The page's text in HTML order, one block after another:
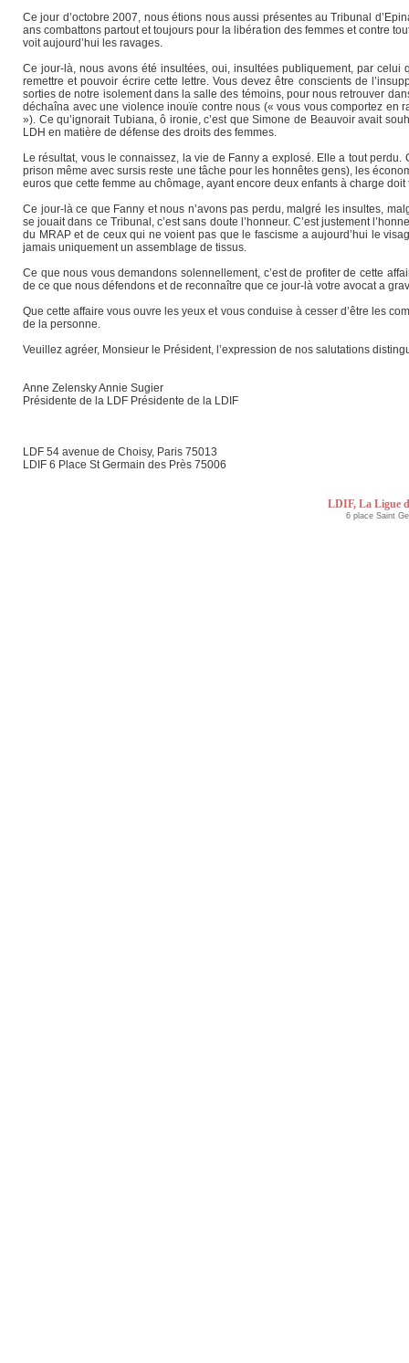
Ce jour d’octobre 2007, nous étions nous aussi présentes au Tribunal
ans combattons partout et toujours pour la libération des femmes et contre
voit aujourd’hui les ravages.
Ce jour-là, nous avons été insultées, oui, insultées publiquement, par
remettre et pouvoir écrire cette lettre. Vous devez être conscients de
sorties de notre isolement dans la salle des témoins, pour nous retrouver
déchaîna avec une violence inouïe contre nous (« vous vous comportez en
»). Ce qu’ignorait Tubiana, ô ironie, c’est que Simone de Beauvoir avait
LDH en matière de défense des droits des femmes.
Le résultat, vous le connaissez, la vie de Fanny a explosé. Elle a tout
prison même avec sursis reste une tâche pour les honnêtes gens), les
euros que cette femme au chômage, ayant encore deux enfants à charge doit
Ce jour-là ce que Fanny et nous n’avons pas perdu, malgré les insultes,
se jouait dans ce Tribunal, c’est sans doute l’honneur. C’est justement
du MRAP et de ceux qui ne voient pas que le fascisme a aujourd’hui le
jamais uniquement un assemblage de tissus.
Ce que nous vous demandons solennellement, c’est de profiter de cette
de ce que nous défendons et de reconnaître que ce jour-là votre avocat a
Que cette affaire vous ouvre les yeux et vous conduise à cesser d’être les
de la personne.
Veuillez agréer, Monsieur le Président, l’expression de nos salutations
Anne Zelensky Annie Sugier
Présidente de la LDF Présidente de la LDIF
LDF 54 avenue de Choisy, Paris 75013
LDIF 6 Place St Germain des Près 75006
LDIF, La Ligue
6 place Saint